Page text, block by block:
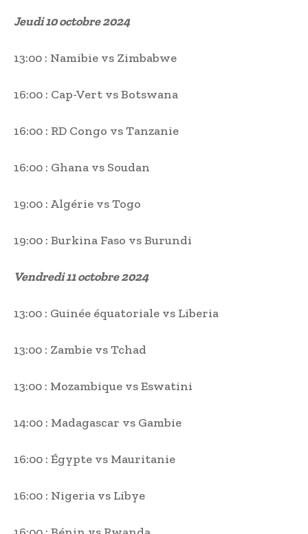
Jeudi 10 octobre 2024
13:00 : Namibie vs Zimbabwe
16:00 : Cap-Vert vs Botswana
16:00 : RD Congo vs Tanzanie
16:00 : Ghana vs Soudan
19:00 : Algérie vs Togo
19:00 : Burkina Faso vs Burundi
Vendredi 11 octobre 2024
13:00 : Guinée équatoriale vs Liberia
13:00 : Zambie vs Tchad
13:00 : Mozambique vs Eswatini
14:00 : Madagascar vs Gambie
16:00 : Égypte vs Mauritanie
16:00 : Nigeria vs Libye